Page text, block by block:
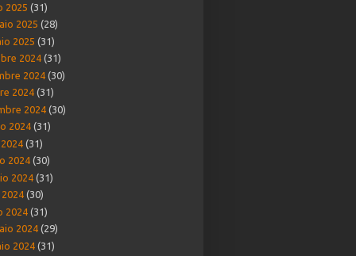
2025 (31)
2025 (28)
2025 (31)
2024 (31)
2024 (30)
2024 (31)
2024 (30)
2024 (31)
(31)
2024 (30)
2024 (31)
(30)
2024 (31)
2024 (29)
2024 (31)